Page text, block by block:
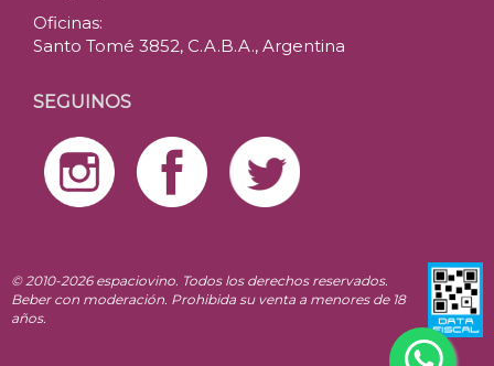
Oficinas:
Santo Tomé 3852, C.A.B.A., Argentina
SEGUINOS
© 2010-2026 espaciovino. Todos los derechos reservados.
Beber con moderación. Prohibida su venta a menores de 18
años.